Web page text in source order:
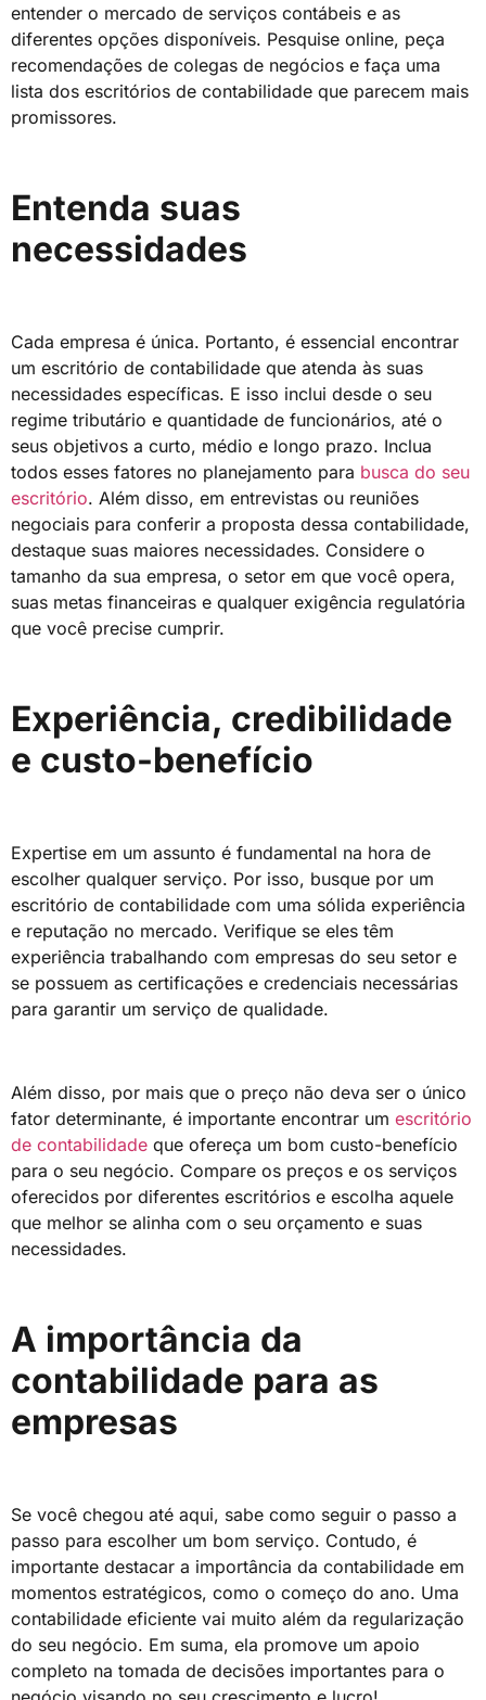
entender o mercado de serviços contábeis e as
diferentes opções disponíveis. Pesquise online, peça
recomendações de colegas de negócios e faça uma
lista dos escritórios de contabilidade que parecem mais
promissores.
Entenda suas
necessidades
Cada empresa é única. Portanto, é essencial encontrar
um escritório de contabilidade que atenda às suas
necessidades específicas. E isso inclui desde o seu
regime tributário e quantidade de funcionários, até o
seus objetivos a curto, médio e longo prazo. Inclua
todos esses fatores no planejamento para busca do seu
escritório. Além disso, em entrevistas ou reuniões
negociais para conferir a proposta dessa contabilidade,
destaque suas maiores necessidades. Considere o
tamanho da sua empresa, o setor em que você opera,
suas metas financeiras e qualquer exigência regulatória
que você precise cumprir.
Experiência, credibilidade
e custo-benefício
Expertise em um assunto é fundamental na hora de
escolher qualquer serviço. Por isso, busque por um
escritório de contabilidade com uma sólida experiência
e reputação no mercado. Verifique se eles têm
experiência trabalhando com empresas do seu setor e
se possuem as certificações e credenciais necessárias
para garantir um serviço de qualidade.
Além disso, por mais que o preço não deva ser o único
fator determinante, é importante encontrar um escritório
de contabilidade que ofereça um bom custo-benefício
para o seu negócio. Compare os preços e os serviços
oferecidos por diferentes escritórios e escolha aquele
que melhor se alinha com o seu orçamento e suas
necessidades.
A importância da
contabilidade para as
empresas
Se você chegou até aqui, sabe como seguir o passo a
passo para escolher um bom serviço. Contudo, é
importante destacar a importância da contabilidade em
momentos estratégicos, como o começo do ano. Uma
contabilidade eficiente vai muito além da regularização
do seu negócio. Em suma, ela promove um apoio
completo na tomada de decisões importantes para o